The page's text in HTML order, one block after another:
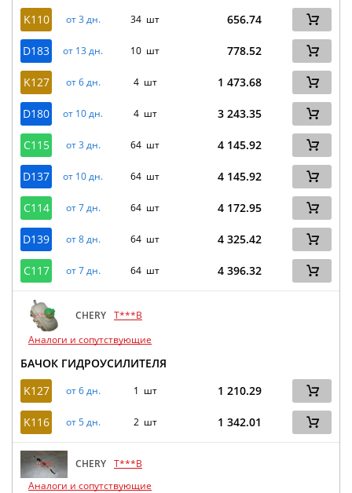
K110 от 3 дн. 34 шт 656.74
D183 от 13 дн. 10 шт 778.52
K127 от 6 дн. 4 шт 1 473.68
D180 от 10 дн. 4 шт 3 243.35
C115 от 3 дн. 64 шт 4 145.92
D137 от 10 дн. 64 шт 4 145.92
C114 от 7 дн. 64 шт 4 172.95
D139 от 8 дн. 64 шт 4 325.42
C117 от 7 дн. 64 шт 4 396.32
CHERY T***B
Аналоги и сопутствующие
БАЧОК ГИДРОУСИЛИТЕЛЯ
K127
от 6 дн. 1 шт 1 210.29
K116 от 5 дн. 2 шт 1 342.01
CHERY T***B
Аналоги и сопутствующие